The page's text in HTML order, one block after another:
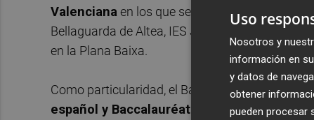
Valenciana en los que se efectua la formación:
Bellaguarda de Altea, IES José Ballester
en la Plana Baixa.
Como particularidad, el Bachibac permite a los
español y Baccalauréat francés de forma
Uso
Nosotros y
información en
y datos de
obtener
pueden procesar